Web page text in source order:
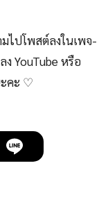
ไปโพสต์ลงในเพจ-
YouTube หรือ
คะ ♡